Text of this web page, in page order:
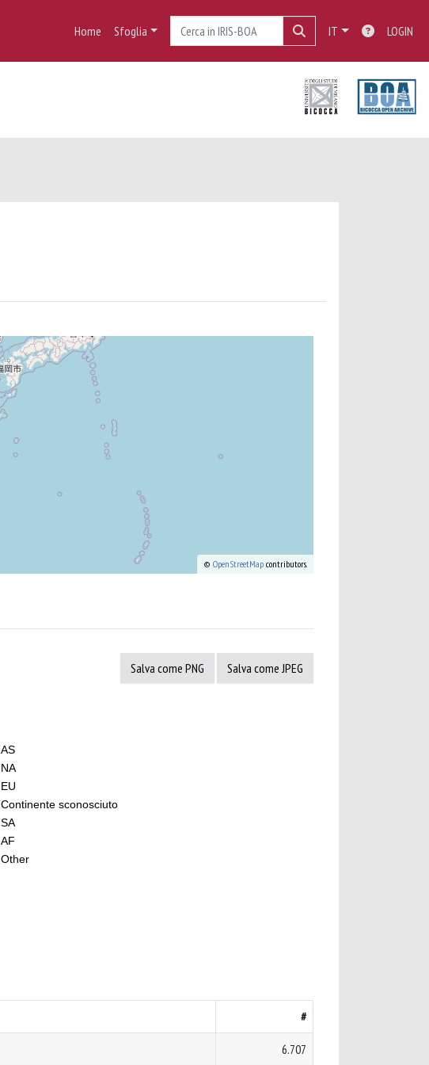
Home Sfoglia IT LOGIN
© OpenStreetMap contributors.
Salva come PNG Salva come JPEG
AS
NA
EU
Continente sconosciuto
SA
AF
Other
#
6.707